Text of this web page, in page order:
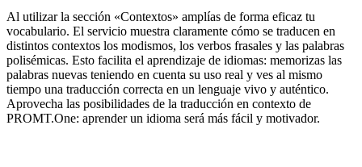
Al utilizar la sección «Contextos» amplías de forma eficaz tu
vocabulario. El servicio muestra claramente cómo se traducen en
distintos contextos los modismos, los verbos frasales y las palabras
polisémicas. Esto facilita el aprendizaje de idiomas: memorizas las
palabras nuevas teniendo en cuenta su uso real y ves al mismo
tiempo una traducción correcta en un lenguaje vivo y auténtico.
Aprovecha las posibilidades de la traducción en contexto de
PROMT.One: aprender un idioma será más fácil y motivador.